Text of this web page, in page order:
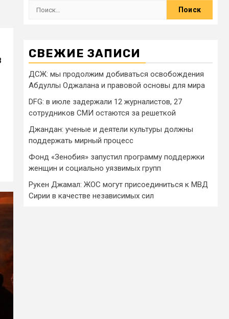
СВЕЖИЕ ЗАПИСИ
ДСЖ: мы продолжим добиваться освобождения
Абдуллы Оджалана и правовой основы для мира
DFG: в июле задержали 12 журналистов, 27
сотрудников СМИ остаются за решеткой
Джандан: ученые и деятели культуры должны
поддержать мирный процесс
Фонд «Зенобия» запустил программу поддержки
женщин и социально уязвимых групп
Рукен Джамал: ЖОС могут присоединиться к МВД
Сирии в качестве независимых сил